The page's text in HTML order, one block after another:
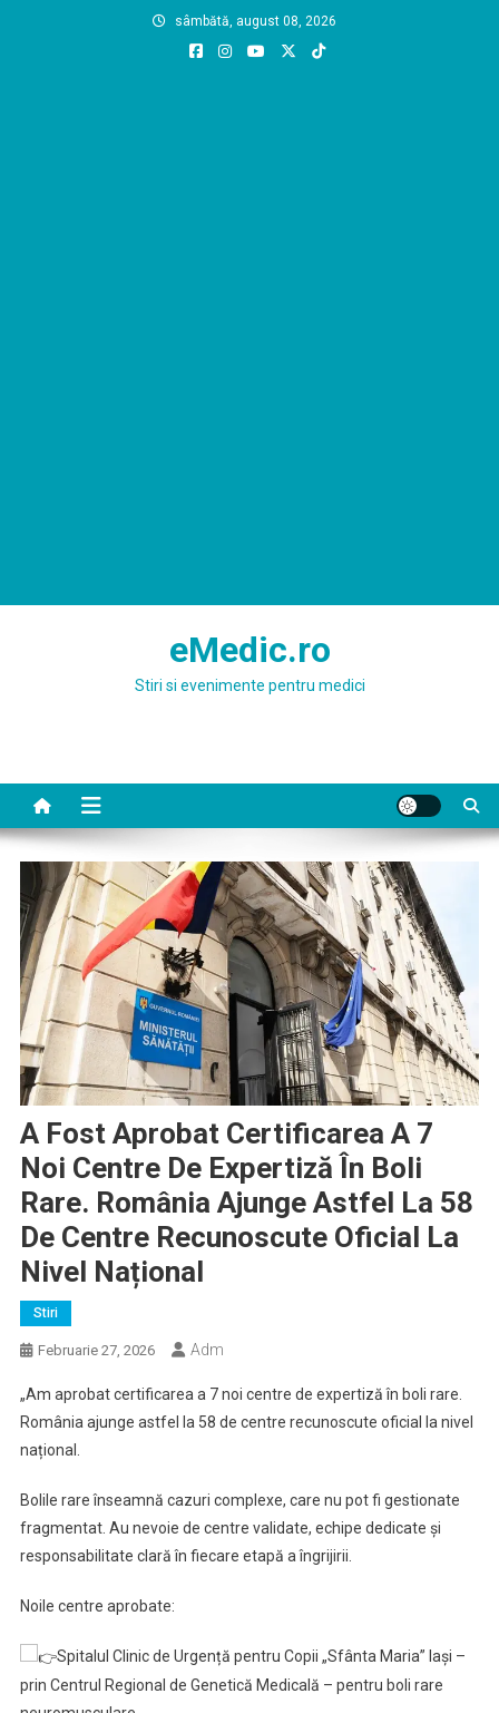
sâmbătă, august 08, 2026
eMedic.ro
Stiri si evenimente pentru medici
A Fost Aprobat Certificarea A 7
Noi Centre De Expertiză În Boli
Rare. România Ajunge Astfel La 58
De Centre Recunoscute Oficial La
Nivel Național
Stiri
Februarie 27, 2026 Adm
„Am aprobat certificarea a 7 noi centre de expertiză în boli rare.
România ajunge astfel la 58 de centre recunoscute oficial la nivel
național.
Bolile rare înseamnă cazuri complexe, care nu pot fi gestionate
fragmentat. Au nevoie de centre validate, echipe dedicate și
responsabilitate clară în fiecare etapă a îngrijirii.
Noile centre aprobate:
Spitalul Clinic de Urgență pentru Copii „Sfânta Maria” Iași –
prin Centrul Regional de Genetică Medicală – pentru boli rare